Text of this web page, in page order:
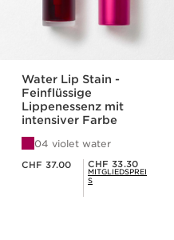
Water Lip Stain -
Feinflüssige
Lippenessenz mit
intensiver Farbe
04 violet water
CHF 37.00 Mitgliederpreis CHF 33.30
CHF 33.30
MITGLIEDSPREI
S